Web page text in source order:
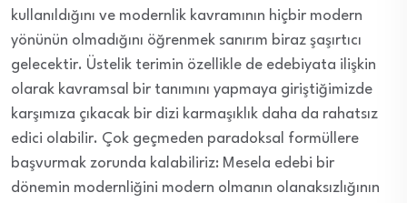
kullanıldığını ve modernlik kavramının hiçbir modern
yönünün olmadığını öğrenmek sanırım biraz şaşırtıcı
gelecektir. Üstelik terimin özellikle de edebiyata ilişkin
olarak kavramsal bir tanımını yapmaya giriştiğimizde
karşımıza çıkacak bir dizi karmaşıklık daha da rahatsız
edici olabilir. Çok geçmeden paradoksal formüllere
başvurmak zorunda kalabiliriz: Mesela edebi bir
dönemin modernliğini modern olmanın olanaksızlığının